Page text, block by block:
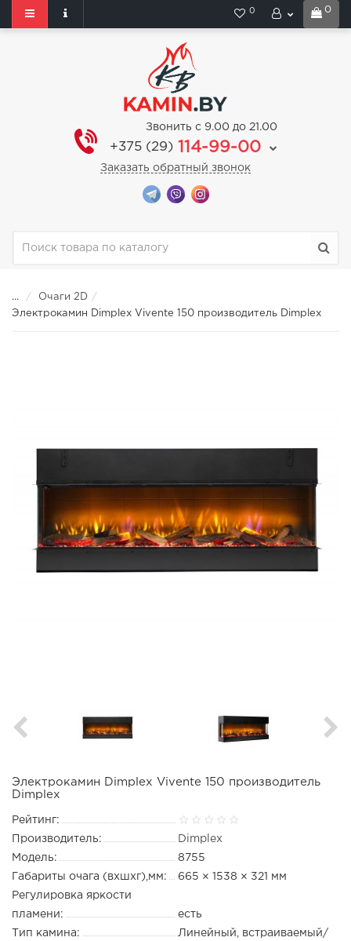
0
0
Звонить с 9.00 до 21.00
+375 (29) 114-99-00
Заказать обратный звонок
...
Очаги 2D
Электрокамин Dimplex Vivente 150 производитель Dimplex
Электрокамин Dimplex Vivente 150 производитель
Dimplex
Рейтинг:
Производитель:
Dimplex
Модель:
8755
Габариты очага (вхшхг),мм:
665 × 1538 × 321 мм
Регулировка яркости
пламени:
есть
Тип камина:
Линейный, встраиваемый/